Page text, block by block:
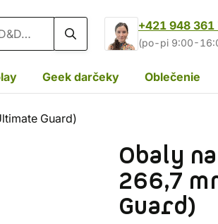
+421 948 361
(po-pi 9:00-
Geek darčeky Oblečenie
Guard)
Obaly
266,7
Guard)